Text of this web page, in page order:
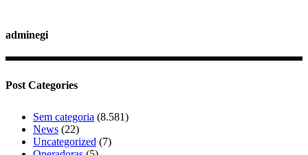
adminegi
Post Categories
Sem categoria (8.581)
News (22)
Uncategorized (7)